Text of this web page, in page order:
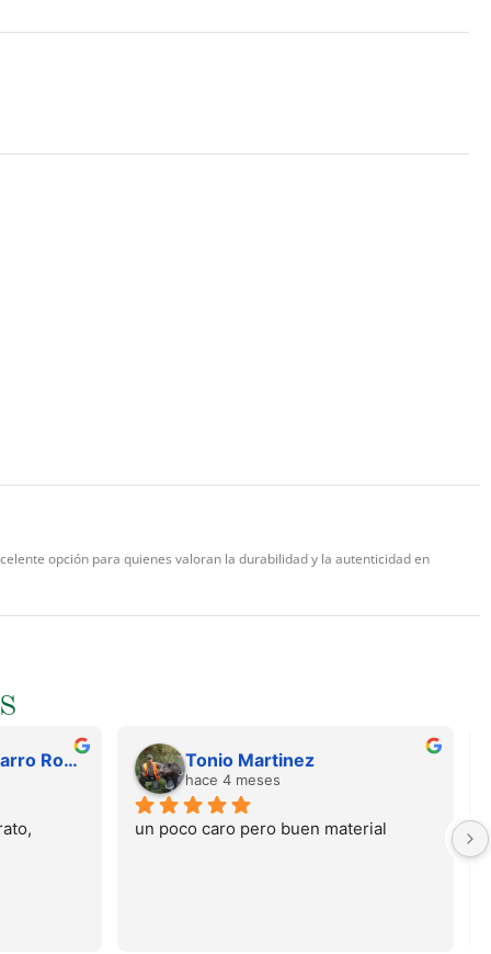
opción para quienes valoran la durabilidad y la autenticidad en
Juan Francisco Navarro Roman Tonio Martinez
hace 4 meses
un poco caro pero buen material